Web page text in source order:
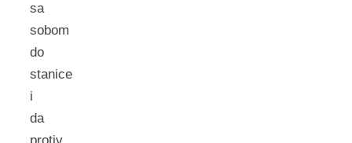
sa
sobom
do
stanice
i
da